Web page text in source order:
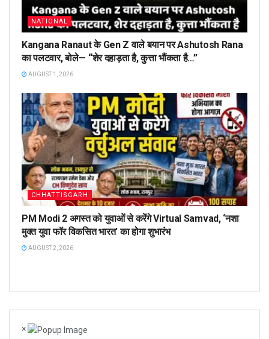
NATIONAL
Kangana Ranaut के Gen Z वाले बयान पर Ashutosh Rana
का पलटवार, बोले— “शेर दहाड़ता है, कुत्ता भौंकता है…”
AUGUST 1, 2026
CHHATTISGARH
PM Modi 2 अगस्त को युवाओं से करेंगे Virtual Samvad, ‘नशा
मुक्त युवा फॉर विकसित भारत’ का होगा शुभारंभ
AUGUST 2, 2026
×